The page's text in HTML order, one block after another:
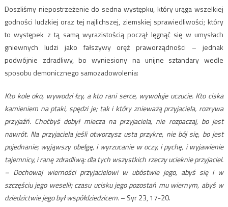
Doszliśmy niepostrzeżenie do sedna występku, który urąga wszelkiej
godności ludzkiej oraz tej najlichszej, ziemskiej sprawiedliwości; który
to występek z tą samą wyrazistością począł lęgnąć się w umysłach
gniewnych ludzi jako fałszywy oręż praworządności – jednak
podwójnie zdradliwy, bo wyniesiony na unijne sztandary wedle
sposobu demonicznego samozadowolenia:
Kto kole oko, wywodzi łzy, a kto rani serce, wywołuje uczucie. Kto ciska
kamieniem na ptaki, spędzi je; tak i który znieważą przyjaciela, rozrywa
przyjaźń. Choćbyś dobył miecza na przyjaciela, nie rozpaczaj, bo jest
nawrót. Na przyjaciela jeśli otworzysz usta przykre, nie bój się, bo jest
pojednanie; wyjąwszy obelgę, i wyrzucanie w oczy, i pychę, i wyjawienie
tajemnicy, i ranę zdradliwą: dla tych wszystkich rzeczy ucieknie przyjaciel.
– Dochowaj wierności przyjacielowi w ubóstwie jego, abyś się i w
szczęściu jego weselił; czasu ucisku jego pozostań mu wiernym, abyś w
dziedzictwie jego był współdziedzicem.– Syr 23, 17-20.